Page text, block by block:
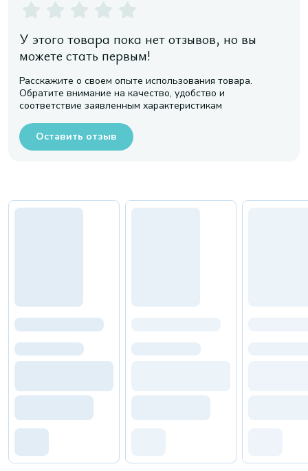
У этого товара пока нет отзывов, но вы
можете стать первым!
Расскажите о своем опыте использования товара.
Обратите внимание на качество, удобство и
соответствие заявленным характеристикам
Оставить отзыв